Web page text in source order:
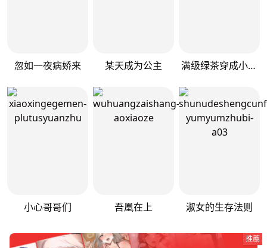
忽如一夜病娇来 某天成为公主 满级绿茶穿成小可怜
小心哥哥们 吾凰在上 淑女的生存法则
推薦